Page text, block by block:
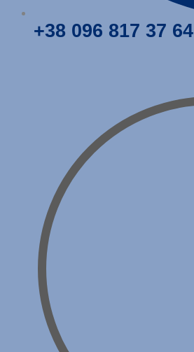
+38 096 817 37 64